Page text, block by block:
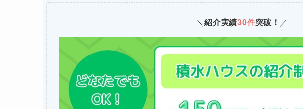
＼ 紹介実績30件突破！ ／